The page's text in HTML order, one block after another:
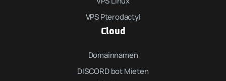
VPS Pterodactyl
Cloud
Domainnamen
DISCORD bot Mieten